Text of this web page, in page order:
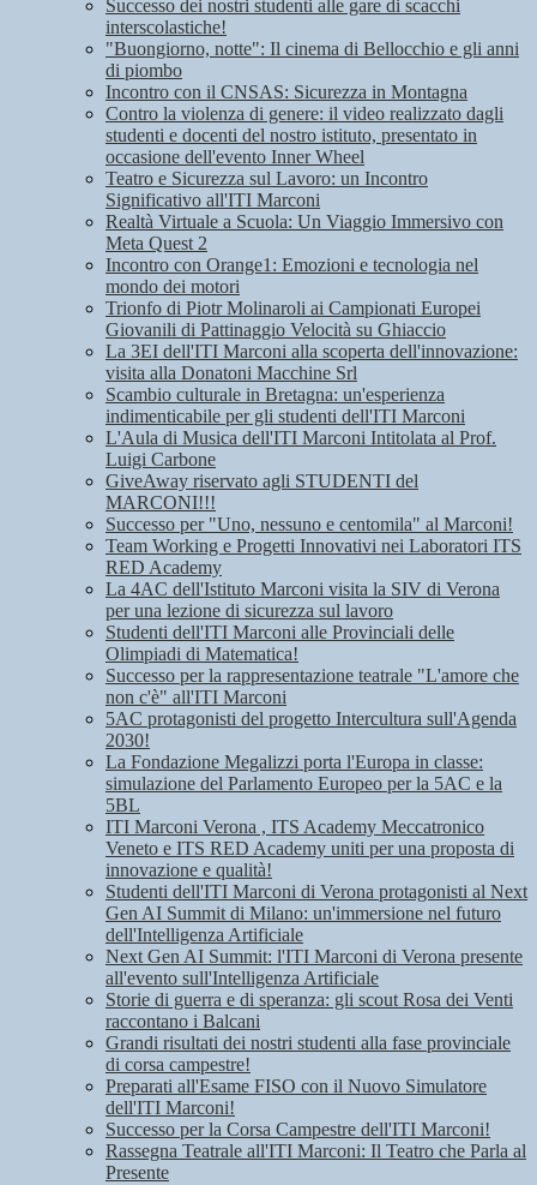
Successo dei nostri studenti alle gare di scacchi
interscolastiche!
"Buongiorno, notte": Il cinema di Bellocchio e gli anni
di piombo
Incontro con il CNSAS: Sicurezza in Montagna
Contro la violenza di genere: il video realizzato dagli
studenti e docenti del nostro istituto, presentato in
occasione dell'evento Inner Wheel
Teatro e Sicurezza sul Lavoro: un Incontro
Significativo all'ITI Marconi
Realtà Virtuale a Scuola: Un Viaggio Immersivo con
Meta Quest 2
Incontro con Orange1: Emozioni e tecnologia nel
mondo dei motori
Trionfo di Piotr Molinaroli ai Campionati Europei
Giovanili di Pattinaggio Velocità su Ghiaccio
La 3EI dell'ITI Marconi alla scoperta dell'innovazione:
visita alla Donatoni Macchine Srl
Scambio culturale in Bretagna: un'esperienza
indimenticabile per gli studenti dell'ITI Marconi
L'Aula di Musica dell'ITI Marconi Intitolata al Prof.
Luigi Carbone
GiveAway riservato agli STUDENTI del
MARCONI!!!
Successo per "Uno, nessuno e centomila" al Marconi!
Team Working e Progetti Innovativi nei Laboratori ITS
RED Academy
La 4AC dell'Istituto Marconi visita la SIV di Verona
per una lezione di sicurezza sul lavoro
Studenti dell'ITI Marconi alle Provinciali delle
Olimpiadi di Matematica!
Successo per la rappresentazione teatrale "L'amore che
non c'è" all'ITI Marconi
5AC protagonisti del progetto Intercultura sull'Agenda
2030!
La Fondazione Megalizzi porta l'Europa in classe:
simulazione del Parlamento Europeo per la 5AC e la
5BL
ITI Marconi Verona , ITS Academy Meccatronico
Veneto e ITS RED Academy uniti per una proposta di
innovazione e qualità!
Studenti dell'ITI Marconi di Verona protagonisti al Next
Gen AI Summit di Milano: un'immersione nel futuro
dell'Intelligenza Artificiale
Next Gen AI Summit: l'ITI Marconi di Verona presente
all'evento sull'Intelligenza Artificiale
Storie di guerra e di speranza: gli scout Rosa dei Venti
raccontano i Balcani
Grandi risultati dei nostri studenti alla fase provinciale
di corsa campestre!
Preparati all'Esame FISO con il Nuovo Simulatore
dell'ITI Marconi!
Successo per la Corsa Campestre dell'ITI Marconi!
Rassegna Teatrale all'ITI Marconi: Il Teatro che Parla al
Presente